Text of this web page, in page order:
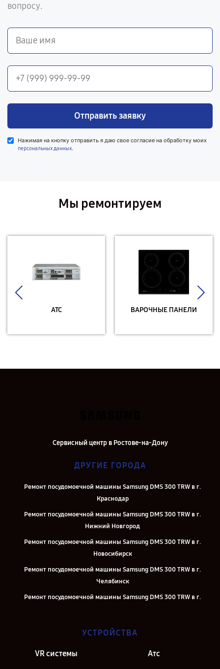
вопросу.
Отправить заявку
Нажимая на кнопку отправить я даю свое согласие на обработку моих
персональных данных.
Мы ремонтируем
АТС ВАРОЧНЫЕ ПАНЕЛИ
Сервисный центр в Ростове-на-Дону
ДРУГИЕ ГОРОДА
Ремонт посудомоечной машины Samsung DMS 300 TRW в г.
Краснодар
Ремонт посудомоечной машины Samsung DMS 300 TRW в г.
Нижний Новгород
Ремонт посудомоечной машины Samsung DMS 300 TRW в г.
Новосибирск
Ремонт посудомоечной машины Samsung DMS 300 TRW в г.
Челябинск
Ремонт посудомоечной машины Samsung DMS 300 TRW в г.
Ремонт посудомоечной машины Samsung DMS 300 TRW в г. Санкт-
УСТРОЙСТВА
VR системы Атс